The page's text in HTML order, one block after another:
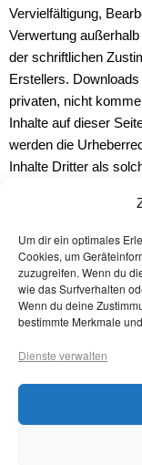
Um dir ein optimales
Cookies, um
zuzugreifen. Wenn du
wie das Surfverhalten
Wenn du deine
bestimmte Merkmale
Dienste verwalten
Vervielfältigung,
Verwertung
der schriftlichen
Erstellers.
privaten, nicht
Inhalte auf dieser
werden die
Inhalte Dritter als
einen
entfernen.
Quelle: eRecht24